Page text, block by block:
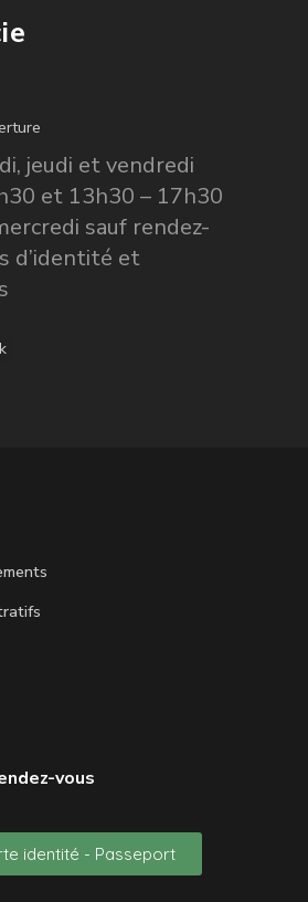
jeudi et vendredi
et 13h30 – 17h30
sauf rendez-
d’identité et
vous
identité - Passeport